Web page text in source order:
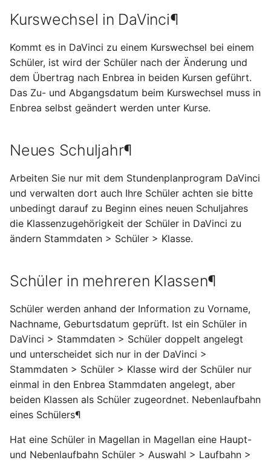
Geänderter Stundenplan
Neues Schuljahr Schüler
nur in DaVinci
Schüler in mehreren
Klassen
Schülers
Besonderheiten
Unterscheidung Grund-
Lernfeldunterricht
Gruppenteilungen
Klasse teilt sich und die
Gruppen haben
unterscheidliche Fächer
Klasse teilt sich und die
Gruppen haben das
gleiche Fach aber bei
anderen Lehrkräften
Kurswechsel in DaVinci¶
Kommt es in DaVinci zu einem Kurswechsel bei einem
Schüler, ist wird der Schüler nach der Änderung und
dem Übertrag nach Enbrea in beiden Kursen geführt.
Das Zu- und Abgangsdatum beim Kurswechsel muss in
Enbrea selbst geändert werden unter Kurse.
Neues Schuljahr¶
Arbeiten Sie nur mit dem Stundenplanprogram DaVinci
und verwalten dort auch Ihre Schüler achten sie bitte
unbedingt darauf zu Beginn eines neuen Schuljahres
die Klassenzugehörigkeit der Schüler in DaVinci zu
ändern Stammdaten > Schüler > Klasse.
Schüler in mehreren Klassen¶
Schüler werden anhand der Information zu Vorname,
Nachname, Geburtsdatum geprüft. Ist ein Schüler in
DaVinci > Stammdaten > Schüler doppelt angelegt
und unterscheidet sich nur in der DaVinci >
Stammdaten > Schüler > Klasse wird der Schüler nur
einmal in den Enbrea Stammdaten angelegt, aber
beiden Klassen als Schüler zugeordnet. Nebenlaufbahn
eines Schülers¶
Hat eine Schüler in Magellan in Magellan eine Haupt-
und Nebenlaufbahn Schüler > Auswahl > Laufbahn >